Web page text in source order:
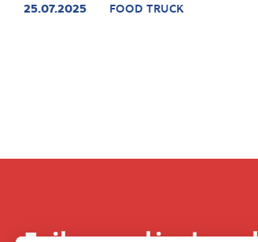
25.07.2025 FOOD TRUCK